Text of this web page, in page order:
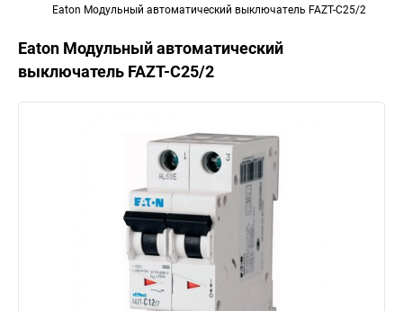
Eaton Модульный автоматический выключатель FAZT-C25/2
Eaton Модульный автоматический
выключатель FAZT-C25/2